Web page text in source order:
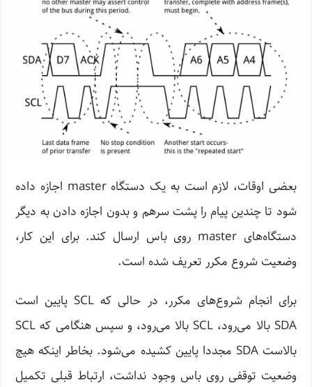
بعضی اوقات، لازم است به یک دستگاه master اجازه داده
شود تا چندین پیام را پشت سرهم و بدون اجازه دادن به دیگر
دستگاه‌های master روی باس ارسال کند. برای این کار،
وضعیت شروع مکرر تعریف شده است.
برای انجام شروع‌های مکرر، در حالی که SCL پایین است
SDA بالا می‌رود، SCL بالا می‌رود، و سپس هنگامی که SCL
بالاست SDA مجددا پایین کشیده می‌شود. بخاطر اینکه هیچ
وضعیت توقفی روی باس وجود نداشت، ارتباط قبلی تکمیل